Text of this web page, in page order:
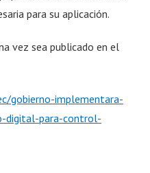
para su aplicación.
vez sea publicado en el
gobierno-implementara-
digital-para-control-